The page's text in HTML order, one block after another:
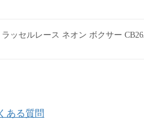
ッセルレース ネオン ボクサー
ある質問